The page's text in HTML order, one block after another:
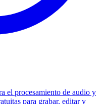
el procesamiento de audio y
para grabar, editar y